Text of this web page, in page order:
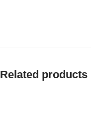
Related products